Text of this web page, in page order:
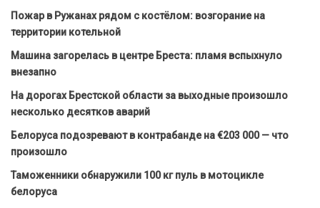
Пожар в Ружанах рядом с костёлом: возгорание на
территории котельной
Машина загорелась в центре Бреста: пламя вспыхнуло
внезапно
На дорогах Брестской области за выходные произошло
несколько десятков аварий
Белоруса подозревают в контрабанде на €203 000 — что
произошло
Таможенники обнаружили 100 кг пуль в мотоцикле
белоруса